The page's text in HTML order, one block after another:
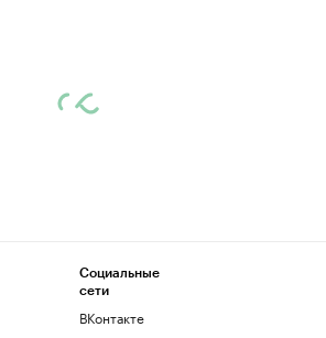
Социальные
сети
ВКонтакте